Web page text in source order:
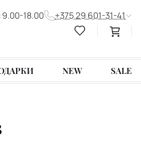
18.00 +375 29 601-31-41
NEW SALE